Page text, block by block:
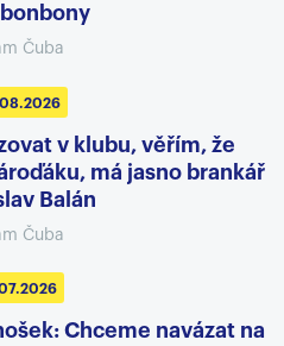
Čuba
v klubu, věřím, že
má jasno brankář
Balán
Čuba
Chceme navázat na